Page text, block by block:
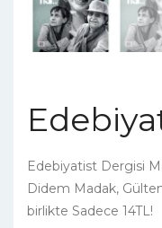
Edebiyatist Dergisi
Didem Madak,
birlikte Sadece 14TL!